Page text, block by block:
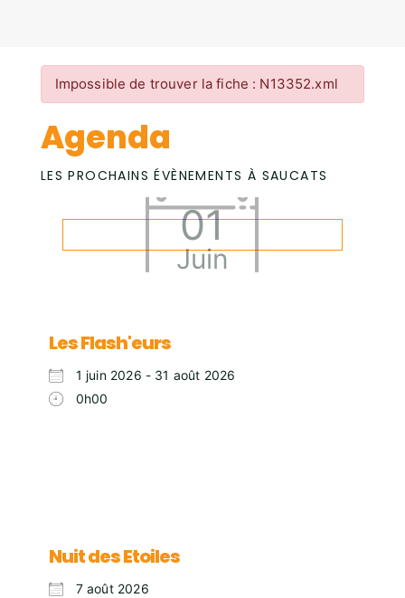
Impossible de trouver la fiche : N13352.xml
Agenda
LES PROCHAINS ÉVÈNEMENTS À SAUCATS
01
Juin
Les Flash'eurs
1 juin 2026 - 31 août 2026
0h00
Nuit des Etoiles
7 août 2026